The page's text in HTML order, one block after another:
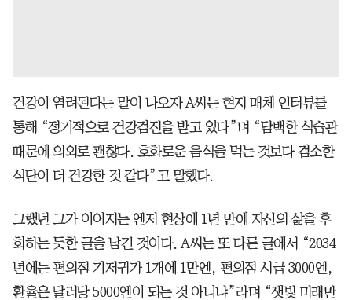
건강이 염려된다는 말이 나오자 A씨는 현지 매체 인터뷰를
통해 “정기적으로 건강검진을 받고 있다”며 “담백한 식습관
때문에 의외로 괜찮다. 호화로운 음식을 먹는 것보다 검소한
식단이 더 건강한 것 같다”고 말했다.
그랬던 그가 이어지는 엔저 현상에 1년 만에 자신의 삶을 후
회하는 듯한 글을 남긴 것이다. A씨는 또 다른 글에서 “2034
년에는 편의점 기저귀가 1개에 1만엔, 편의점 시급 3000엔,
환율은 달러당 5000엔이 되는 것 아니냐”라며 “잿빛 미래만